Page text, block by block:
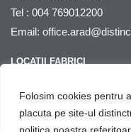
Folosim cookies pentru
placuta pe site-ul
Tel : 004 769012200
Email:
LOCATII FABRICI
Romania